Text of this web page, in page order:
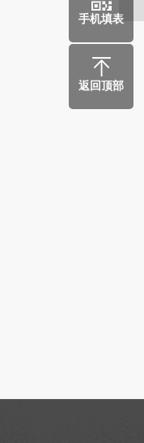
手机填表
返回顶部